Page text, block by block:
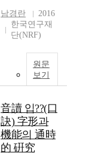
남경란
2016
한국연구재
단(NRF)
원문
보기
音讀 입??(口
訣) 字形과
機能의 通時
的 硏究